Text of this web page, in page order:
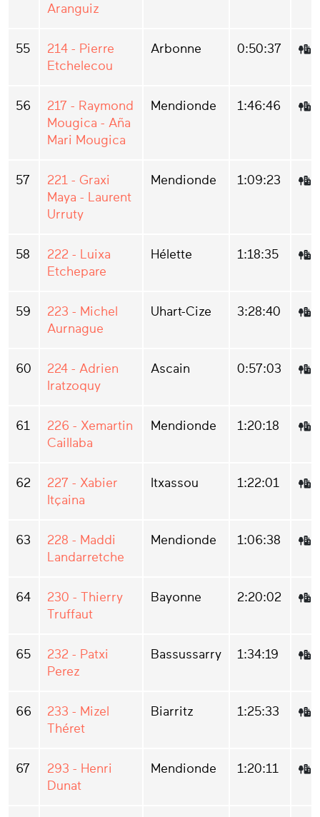
Aranguiz
55
214 - Pierre
Etchelecou
Arbonne 0:50:37
56
217 - Raymond
Mougica - Aña
Mari Mougica
Mendionde 1:46:46
57
221 - Graxi
Maya - Laurent
Urruty
Mendionde 1:09:23
58
222 - Luixa
Etchepare
Hélette 1:18:35
59
223 - Michel
Aurnague
Uhart-Cize 3:28:40
60
224 - Adrien
Iratzoquy
Ascain 0:57:03
61
226 - Xemartin
Caillaba
Mendionde 1:20:18
62
227 - Xabier
Itçaina
Itxassou 1:22:01
63
228 - Maddi
Landarretche
Mendionde 1:06:38
64
230 - Thierry
Truffaut
Bayonne 2:20:02
65
232 - Patxi
Perez
Bassussarry 1:34:19
66
233 - Mizel
Théret
Biarritz 1:25:33
67
293 - Henri
Dunat
Mendionde 1:20:11